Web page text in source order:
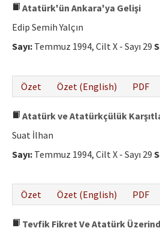
Atatürk'ün Ankara'ya Gelişi
Edip Semih Yalçın
Sayı: Temmuz 1994, Cilt X - Sayı 29
Özet
Özet (English) PDF
Atatürk ve Atatürkçülük
Suat İlhan
Sayı: Temmuz 1994, Cilt X - Sayı 29
Özet
Özet (English) PDF
Tevfik Fikret Ve Atatürk